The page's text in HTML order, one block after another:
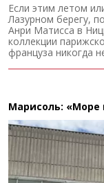
Если этим летом
Лазурном берегу,
Анри Матисса в
коллекции
француза никогда
Марисоль: «Море